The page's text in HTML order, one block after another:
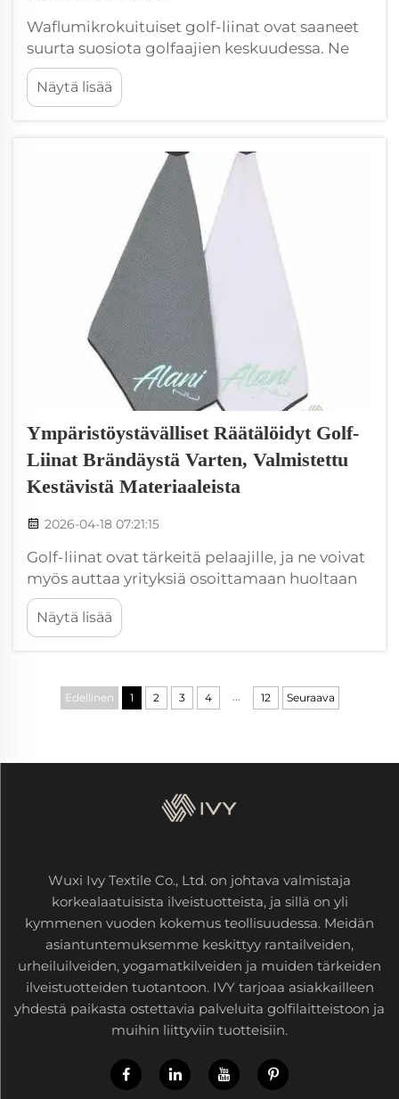
Waflumikrokuituiset golf-liinat ovat saaneet
suurta suosiota golfaajien keskuudessa. Ne
tuntuvat pehmeiltä, imeviltä ja kestäviltä. Yksi
mielenkiintoinen ominaisuus näissä liinoissa
on sisäänrakennetut magneetit. Nämä
kiinnittämisen golfkassiin tai käsikärryyn.
Näytä lisää
Ympäristöystävälliset Räätälöidyt Golf-
Liinat Brändäystä Varten, Valmistettu
Kestävistä Materiaaleista
2026-04-18 07:21:15
Golf-liinat ovat tärkeitä pelaajille, ja ne voivat
myös auttaa yrityksiä osoittamaan huoltaan
planeetasta. Wxivytextile-yrityksessä
valmistamme räätälöityjä,
ympäristöystävällisiä golf-liinoja, jotka on
eivät ole hyviä vain ympäristön kannalta; th...
Näytä lisää
Edellinen 1 2 3 4 ... 12 Seuraava
Wuxi Ivy Textile Co., Ltd. on johtava valmistaja
korkealaatuisista ilveistuotteista, ja sillä on yli
kymmenen vuoden kokemus teollisuudessa. Meidän
asiantuntemuksemme keskittyy rantailveiden,
urheiluilveiden, yogamatkilveiden ja muiden tärkeiden
ilveistuotteiden tuotantoon. IVY tarjoaa asiakkailleen
yhdestä paikasta ostettavia palveluita golfilaitteistoon ja
muihin liittyviin tuotteisiin.